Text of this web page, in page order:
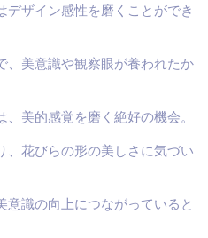
デザイン感性を磨くことができ
、美意識や観察眼が養われたか
美的感覚を磨く絶好の機会。
、花びらの形の美しさに気づい
意識の向上につながっていると